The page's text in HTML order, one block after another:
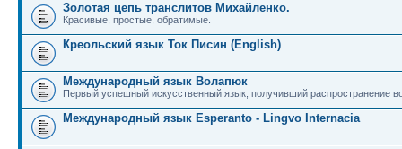
Золотая цепь транслитов Михайленко.
Красивые, простые, обратимые.
Креольский язык Ток Писин (English)
Международный язык Волапюк
Первый успешный искусственный язык, получивший распространение
Международный язык Esperanto - Lingvo Internacia